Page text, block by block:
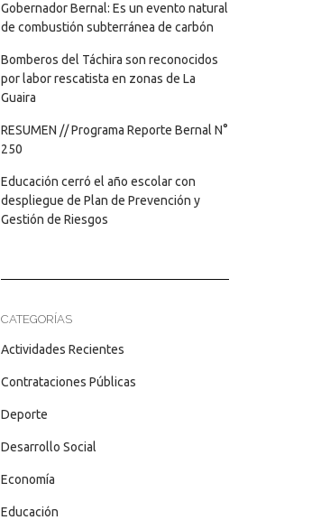
Gobernador Bernal: Es un evento natural
de combustión subterránea de carbón
Bomberos del Táchira son reconocidos
por labor rescatista en zonas de La
Guaira
RESUMEN // Programa Reporte Bernal N°
250
Educación cerró el año escolar con
despliegue de Plan de Prevención y
Gestión de Riesgos
CATEGORÍAS
Actividades Recientes
Contrataciones Públicas
Deporte
Desarrollo Social
Economía
Educación